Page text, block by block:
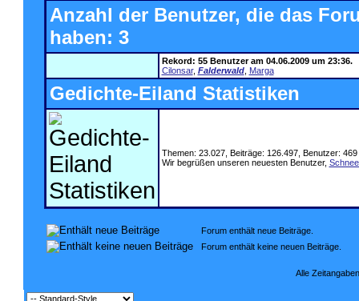
Anzahl der Benutzer, die das
haben: 3
Rekord: 55 Benutzer am 04.06.2009 um 23:36.
Cilonsar, Falderwald, Marga
Gedichte-Eiland Statistiken
Themen: 23.027, Beiträge: 126.497, Benutzer: 469
Wir begrüßen unseren neuesten Benutzer,
Forum enthält neue Beiträge.
Forum enthält keine neuen Beiträge.
Alle